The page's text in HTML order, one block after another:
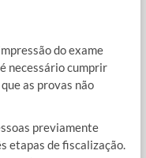
do exame
necessário cumprir
as provas não
previamente
etapas de fiscalização.